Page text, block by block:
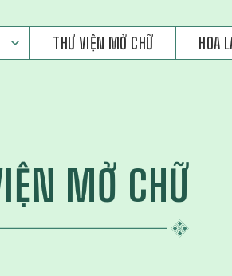
THƯ VIỆN MỞ CHỮ HOA
MỞ CHỮ